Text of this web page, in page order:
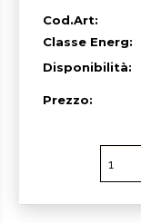
Cod.Art:
Classe Energ:
Disponibilità:
Prezzo: